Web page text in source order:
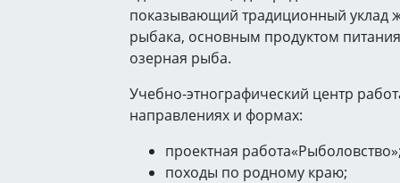
показывающий традиционный уклад
рыбака, основным продуктом
озерная рыба.
Учебно-этнографический центр
направлениях и формах:
проектная
походы по родному краю;